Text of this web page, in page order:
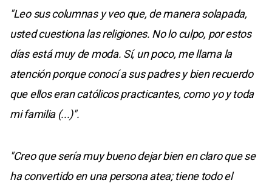
"Leo sus columnas y veo que, de manera solapada,
usted cuestiona las religiones. No lo culpo, por estos
días está muy de moda. Sí, un poco, me llama la
atención porque conocí a sus padres y bien recuerdo
que ellos eran católicos practicantes, como yo y toda
mi familia (...)".
"Creo que sería muy bueno dejar bien en claro que se
ha convertido en una persona atea; tiene todo el